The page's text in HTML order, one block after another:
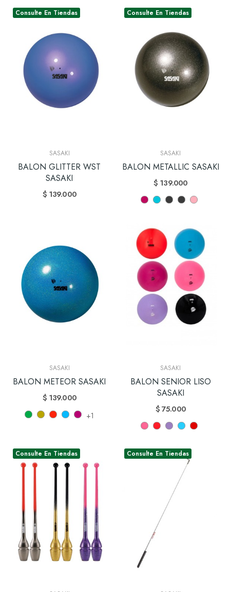
Consulte En Tiendas
SASAKI
BALON GLITTER WST
SASAKI
$ 139.000
Consulte En Tiendas
SASAKI
BALON METALLIC SASAKI
$ 139.000
SASAKI
BALON METEOR SASAKI
$ 139.000
+1
SASAKI
BALON SENIOR LISO
SASAKI
$ 75.000
Consulte En Tiendas Consulte En Tiendas